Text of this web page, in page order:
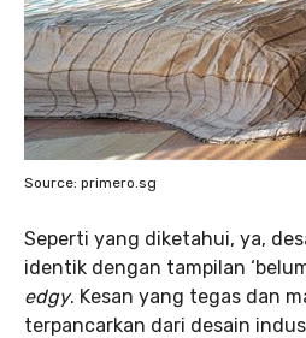
Source: primero.sg
Seperti yang diketahui, ya,
identik dengan tampilan
edgy. Kesan yang tegas dan
terpancarkan dari desain